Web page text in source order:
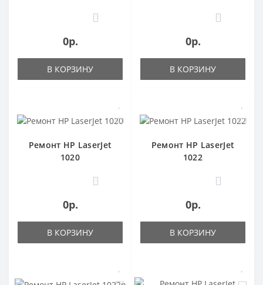
0
0р.
В КОРЗИНУ
0
0р.
В КОРЗИНУ
Ремонт HP LaserJet
1020
0
0р.
В КОРЗИНУ
Ремонт HP LaserJet
1022
0
0р.
В КОРЗИНУ